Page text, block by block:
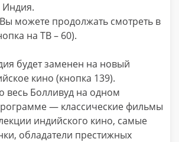
Индия.
можете продолжать смотреть в
на ТВ – 60).
будет заменен на новый
кино (кнопка 139).
весь Болливуд на одном
— классические фильмы
индийского кино, самые
обладатели престижных